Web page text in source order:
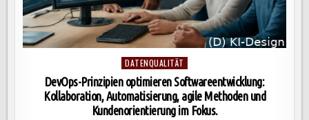
Posted
in
DATENQUALITÄT
DevOps-Prinzipien optimieren Softwareentwicklung:
Kollaboration, Automatisierung, agile Methoden und
Kundenorientierung im Fokus.